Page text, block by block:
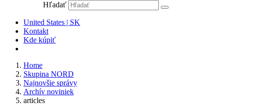
Hľadať
United States | SK
Kontakt
Kde kúpiť
Home
Skupina NORD
Najnovšie správy
Archív noviniek
articles